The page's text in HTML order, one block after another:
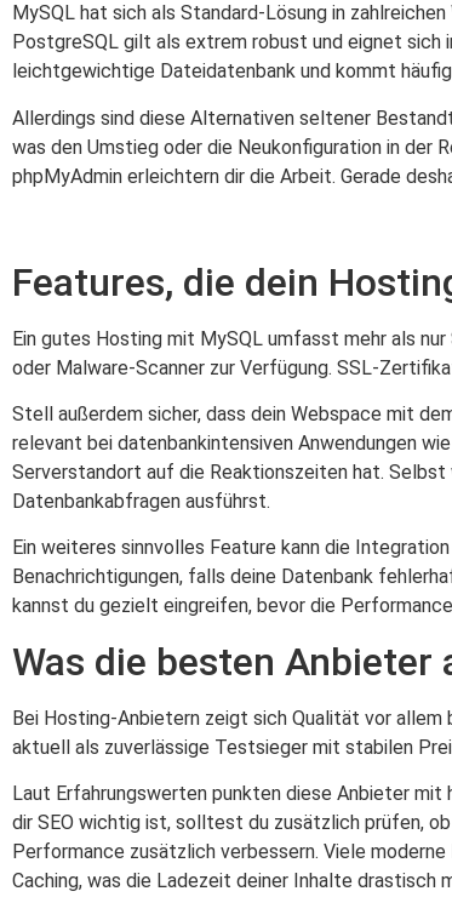
MySQL hat sich als Standard-Lösung in
PostgreSQL gilt als extrem robust und eignet sich
leichtgewichtige Dateidatenbank und kommt
Allerdings sind diese Alternativen seltener
was den Umstieg oder die Neukonfiguration in der
phpMyAdmin erleichtern dir die Arbeit. Gerade
Features, die dein
Ein gutes Hosting mit MySQL umfasst mehr als
oder Malware-Scanner zur Verfügung. SSL-
Stell außerdem sicher, dass dein Webspace mit
relevant bei datenbankintensiven Anwendungen
Serverstandort auf die Reaktionszeiten hat. Selbst
Datenbankabfragen ausführst.
Ein weiteres sinnvolles Feature kann die
Benachrichtigungen, falls deine Datenbank
kannst du gezielt eingreifen, bevor die
Was die besten Anbieter
Bei Hosting-Anbietern zeigt sich Qualität vor
aktuell als zuverlässige Testsieger mit stabilen
Laut Erfahrungswerten punkten diese Anbieter mit
dir SEO wichtig ist, solltest du zusätzlich prüfen,
Performance zusätzlich verbessern. Viele
Caching, was die Ladezeit deiner Inhalte drastisch